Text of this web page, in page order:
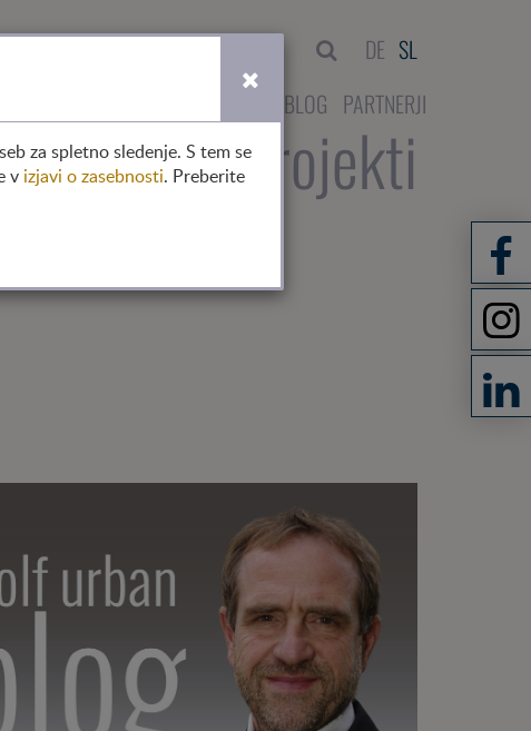
člani projekti
BLOG PARTNERJI
iščiDE SL
za spletno sledenje. S tem se
v izjavi o zasebnosti. Preberite